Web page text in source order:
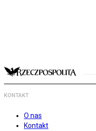
KONTAKT
O nas
Kontakt